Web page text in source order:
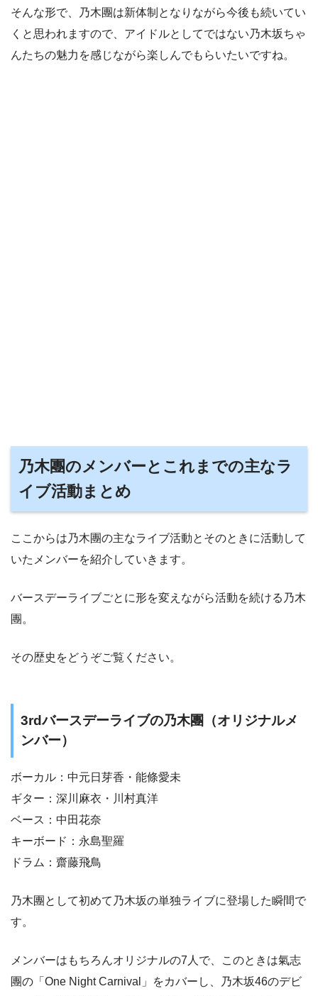
そんな形で、乃木團は新体制となりながら今後も続いてい
くと思われますので、アイドルとしてではない乃木坂ちゃ
んたちの魅力を感じながら楽しんでもらいたいですね。
乃木團のメンバーとこれまでの主なラ
イブ活動まとめ
ここからは乃木團の主なライブ活動とそのときに活動して
いたメンバーを紹介していきます。
バースデーライブごとに形を変えながら活動を続ける乃木
團。
その歴史をどうぞご覧ください。
3rdバースデーライブの乃木團（オリジナルメ
ンバー）
ボーカル：中元日芽香・能條愛未
ギター：深川麻衣・川村真洋
ベース：中田花奈
キーボード：永島聖羅
ドラム：齋藤飛鳥
乃木團として初めて乃木坂の単独ライブに登場した瞬間で
す。
メンバーはもちろんオリジナルの7人で、このときは氣志
團の「One Night Carnival」をカバーし、乃木坂46のデビ